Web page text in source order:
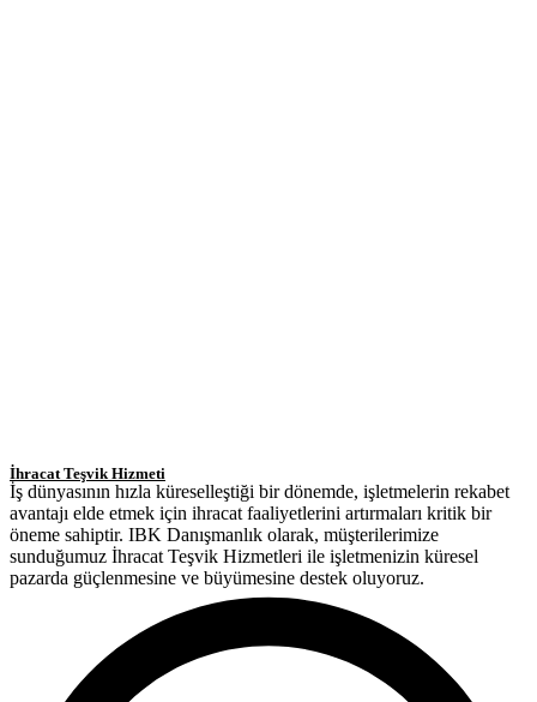
İhracat Teşvik Hizmeti
İş dünyasının hızla küreselleştiği bir dönemde, işletmelerin rekabet
avantajı elde etmek için ihracat faaliyetlerini artırmaları kritik bir
öneme sahiptir. IBK Danışmanlık olarak, müşterilerimize
sunduğumuz İhracat Teşvik Hizmetleri ile işletmenizin küresel
pazarda güçlenmesine ve büyümesine destek oluyoruz.